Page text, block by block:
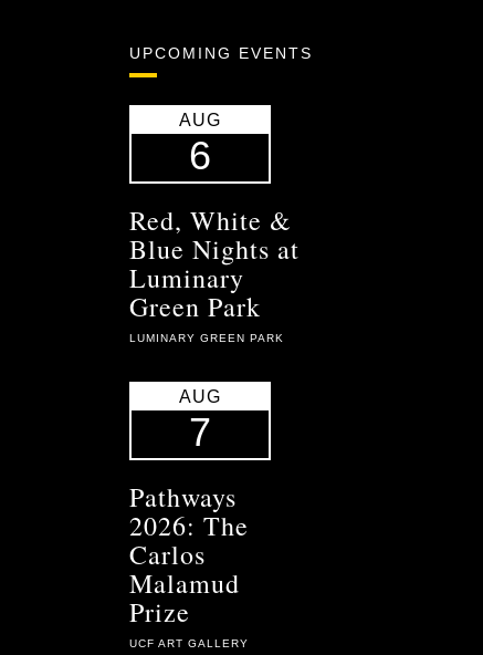
UPCOMING EVENTS
AUG
6
Red, White &
Blue Nights at
Luminary
Green Park
LUMINARY GREEN PARK
AUG
7
Pathways
2026: The
Carlos
Malamud
Prize
UCF ART GALLERY